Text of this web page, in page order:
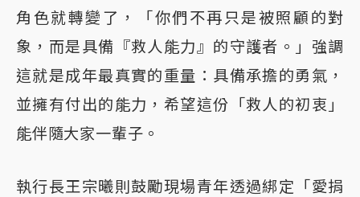
角色就轉變了，「你們不再只是被照顧的對
象，而是具備『救人能力』的守護者。」強調
這就是成年最真實的重量：具備承擔的勇氣，
並擁有付出的能力，希望這份「救人的初衷」
能伴隨大家一輩子。
執行長王宗曦則鼓勵現場青年透過綁定「愛捐